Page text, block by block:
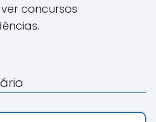
concursos